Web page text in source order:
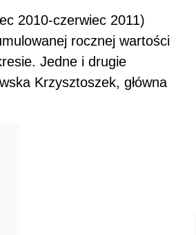
2010-czerwiec 2011)
rocznej wartości
Jedne i drugie
Krzysztoszek, główna